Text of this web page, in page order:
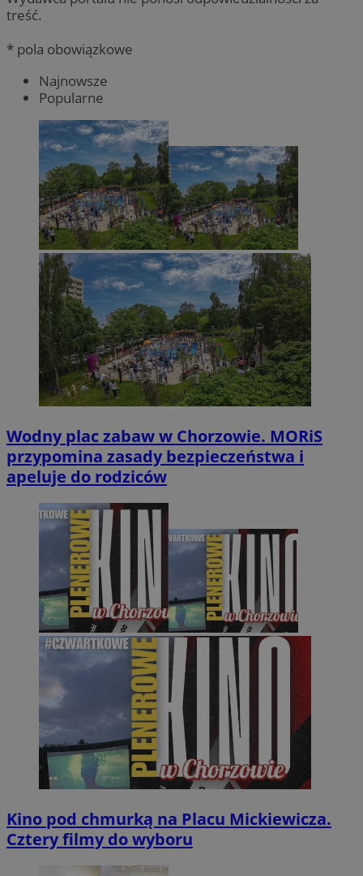
treść.
* pola obowiązkowe
Najnowsze
Popularne
Wodny plac zabaw w Chorzowie. MORiS
przypomina zasady bezpieczeństwa i
apeluje do rodziców
Kino pod chmurką na Placu Mickiewicza.
Cztery filmy do wyboru